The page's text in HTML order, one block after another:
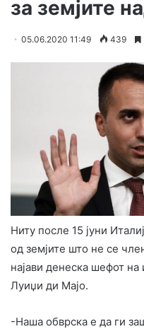
за земјите
05.06.2020 11:49 439
Ниту после 15 јуни
од земјите што не се
најави денеска шефот на
Луиџи ди Мајо.
-Наша обврска е да ги